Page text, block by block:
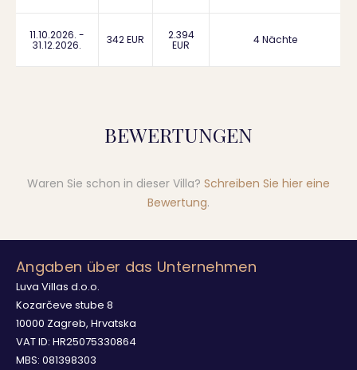
11.10.2026. -
31.12.2026. 342 EUR 2.394
EUR 4 Nächte
BEWERTUNGEN
Waren Sie schon in dieser Villa? Schreiben Sie hier eine
Bewertung.
Angaben über das Unternehmen
Luva Villas d.o.o.
Kozarčeve stube 8
10000 Zagreb, Hrvatska
VAT ID: HR25075330864
MBS: 081398303